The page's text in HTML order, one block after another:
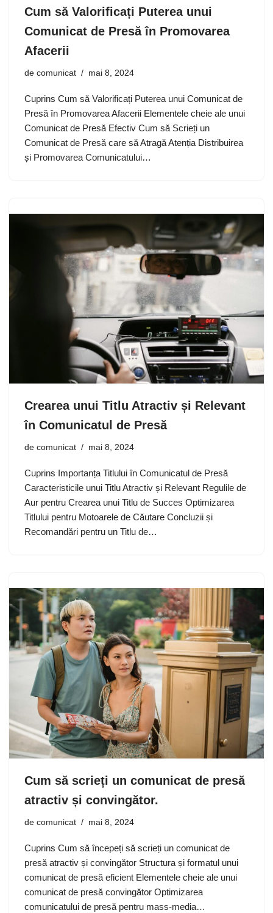
Cum să Valorificați Puterea unui
Comunicat de Presă în Promovarea
Afacerii
de comunicat mai 8, 2024
Cuprins Cum să Valorificați Puterea unui Comunicat de
Presă în Promovarea Afacerii Elementele cheie ale unui
Comunicat de Presă Efectiv Cum să Scrieți un
Comunicat de Presă care să Atragă Atenția Distribuirea
și Promovarea Comunicatului…
Crearea unui Titlu Atractiv și Relevant
în Comunicatul de Presă
de comunicat mai 8, 2024
Cuprins Importanța Titlului în Comunicatul de Presă
Caracteristicile unui Titlu Atractiv și Relevant Regulile de
Aur pentru Crearea unui Titlu de Succes Optimizarea
Titlului pentru Motoarele de Căutare Concluzii și
Recomandări pentru un Titlu de…
Cum să scrieți un comunicat de presă
atractiv și convingător.
de comunicat mai 8, 2024
Cuprins Cum să începeți să scrieți un comunicat de
presă atractiv și convingător Structura și formatul unui
comunicat de presă eficient Elementele cheie ale unui
comunicat de presă convingător Optimizarea
comunicatului de presă pentru mass-media…